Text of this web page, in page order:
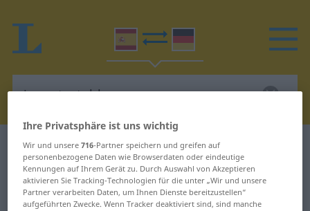
Spanisch-Deutsch Wörterbuch incontestable
Spanisch-Deutsch Übersetzung für
"incontestable"
Ihre Privatsphäre ist uns wichtig
Wir und unsere716-Partner speichern und greifen auf
personenbezogene Daten wie Browserdaten oder eindeutige
Kennungen auf Ihrem Gerät zu. Durch Auswahl von Akzeptieren
aktivieren Sie Tracking-Technologien für die unter „Wir und unsere
Partner verarbeiten Daten, um Ihnen Dienste bereitzustellen“
aufgeführten Zwecke. Wenn Tracker deaktiviert sind, sind manche